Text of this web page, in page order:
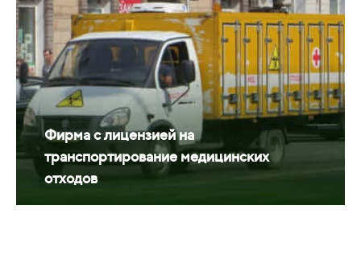
Фирма с лицензией на
транспортирование медицинских
отходов